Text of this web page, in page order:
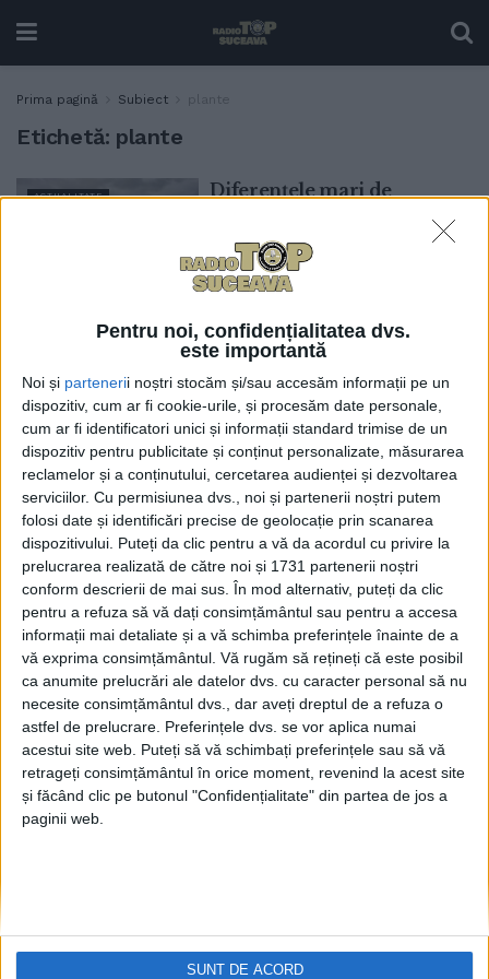
Pentru noi, confidențialitatea dvs.
este importantă
Noi și partenerii noștri stocăm și/sau accesăm informații pe un
dispozitiv, cum ar fi cookie-urile, și procesăm date personale,
cum ar fi identificatori unici și informații standard trimise de un
dispozitiv pentru publicitate și conținut personalizate, măsurarea
reclamelor și a conținutului, cercetarea audienței și dezvoltarea
serviciilor. Cu permisiunea dvs., noi și partenerii noștri putem
folosi date și identificări precise de geolocație prin scanarea
dispozitivului. Puteți da clic pentru a vă da acordul cu privire la
prelucrarea realizată de către noi și 1731 partenerii noștri
conform descrierii de mai sus. În mod alternativ, puteți da clic
pentru a refuza să vă dați consimțământul sau pentru a accesa
informații mai detaliate și a vă schimba preferințele înainte de a
vă exprima consimțământul. Vă rugăm să rețineți că este posibil
ca anumite prelucrări ale datelor dvs. cu caracter personal să nu
necesite consimțământul dvs., dar aveți dreptul de a refuza o
astfel de prelucrare. Preferințele dvs. se vor aplica numai
acestui site web. Puteți să vă schimbați preferințele sau să vă
retrageți consimțământul în orice moment, revenind la acest site
și făcând clic pe butonul "Confidențialitate" din partea de jos a
paginii web.
SUNT DE ACORD
Prima pagină Subiect plante
Etichetă: plante
ACTUALITATE
Diferențele mari de
probleme legumicultorilor:
Dimineața îngheață, iar
plăntuțele trebuie protejate
Plante exotice și medicinale
aduse la Dumbrăveni de
legumicultorul Vasile
Mătrășoaie: Avem și plante
pentru memorie.
Tehnologia asta modernă
toacă creierul
10 MARTIE, 2026
Legumicultorul Vasile
Mătrășoaie, viitoare
colaboare cu Direcția
Agricolă Suceava, pentru a
le împărtăși din cunoștințele
sale elevilor: Să vadă
copilașii cum se pot crește
plantele, cum crește roșia în
solar
12 APRILIE, 2025
cunoștințe despre muzeu și